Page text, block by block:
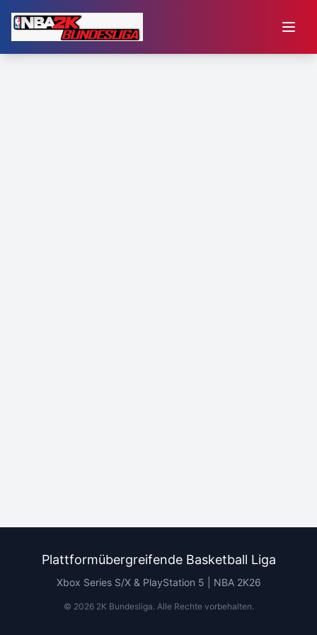
Plattformübergreifende Basketball Liga
Xbox Series S/X & PlayStation 5 | NBA 2K26
© 20262K Bundesliga. Alle Rechte vorbehalten.